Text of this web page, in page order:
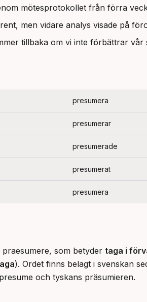
mötesprotokollet från förra
men vidare analys visade på
tillbaka om vi inte förbättrar vår
presumera
presumerar
presumerade
presumerat
presumera
som betyder taga i
). Ordet finns belagt i svenskan
och tyskans präsumieren.